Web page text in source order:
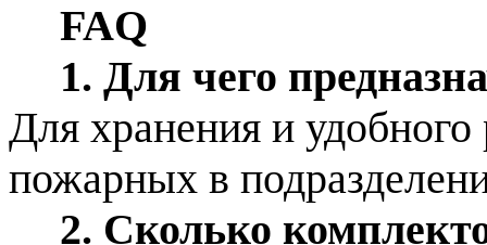
FAQ
1. Для чего
Для хранения и
пожарных в
2. Сколько